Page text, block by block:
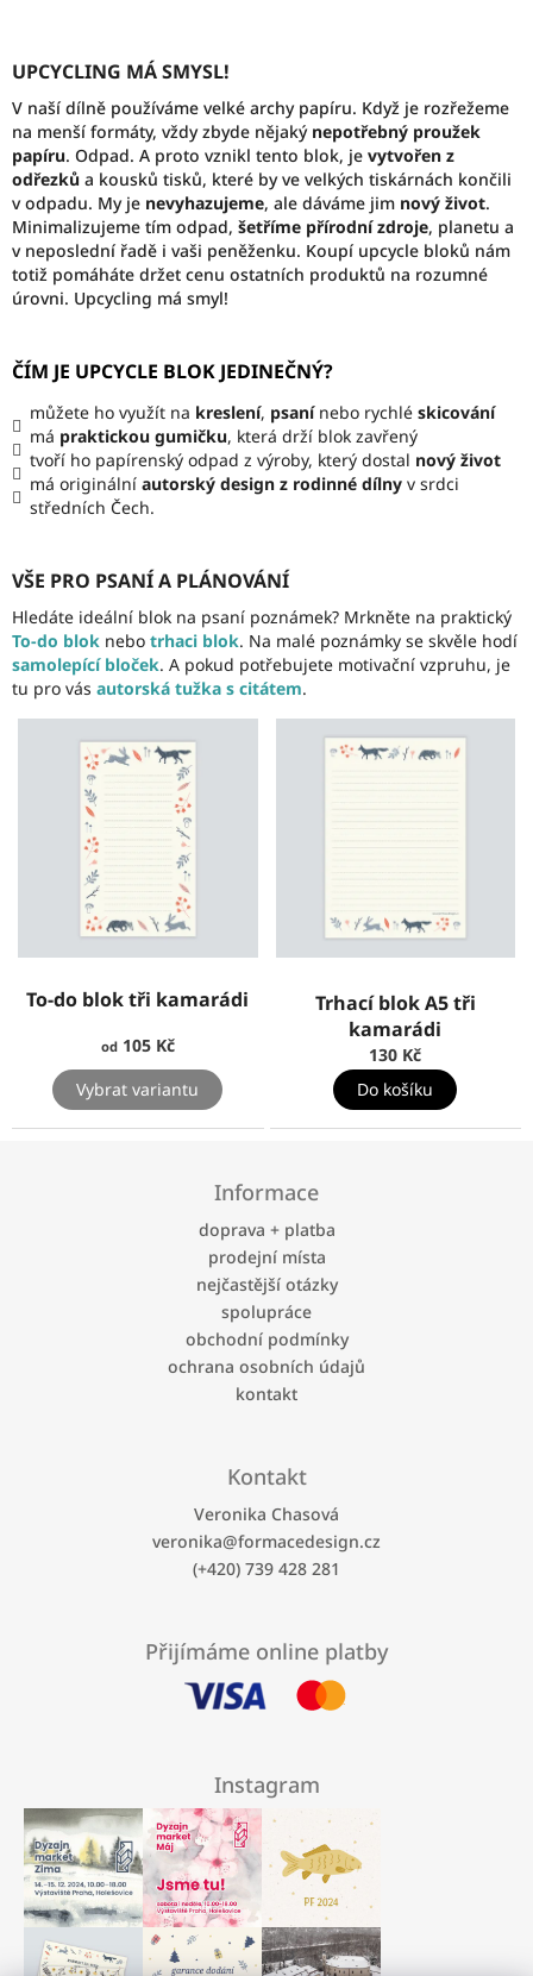
UPCYCLING MÁ SMYSL!
V naší dílně používáme velké archy papíru. Když je rozřežeme
na menší formáty, vždy zbyde nějaký nepotřebný proužek
papíru. Odpad. A proto vznikl tento blok, je vytvořen z
odřezků a kousků tisků, které by ve velkých tiskárnách končili
v odpadu. My je nevyhazujeme, ale dáváme jim nový život.
Minimalizujeme tím odpad, šetříme přírodní zdroje, planetu a
v neposlední řadě i vaši peněženku. Koupí upcycle bloků nám
totiž pomáháte držet cenu ostatních produktů na rozumné
úrovni. Upcycling má smyl!
ČÍM JE UPCYCLE BLOK JEDINEČNÝ?
můžete ho využít na kreslení, psanínebo rychlé skicování
má praktickou gumičku, která drží blok zavřený
tvoří ho papírenský odpad z výroby, který dostal nový život
má originální autorský design z rodinné dílny v srdci
středních Čech.
VŠE PRO PSANÍ A PLÁNOVÁNÍ
Hledáte ideální blok na psaní poznámek? Mrkněte na praktický
To-do blok nebo trhaci blok. Na malé poznámky se skvěle hodí
samolepící bloček. A pokud potřebujete motivační vzpruhu, je
tu pro vás autorská tužka s citátem.
To-do blok tři kamarádi
od105 Kč
Vybrat variantu
Trhací blok A5 tři
kamarádi
130 Kč
Do košíku
Informace
doprava + platba
prodejní místa
nejčastější otázky
spolupráce
obchodní podmínky
ochrana osobních údajů
kontakt
Kontakt
Veronika Chasová
veronika@formacedesign.cz
(+420) 739 428 281
Přijímáme online platby
Instagram